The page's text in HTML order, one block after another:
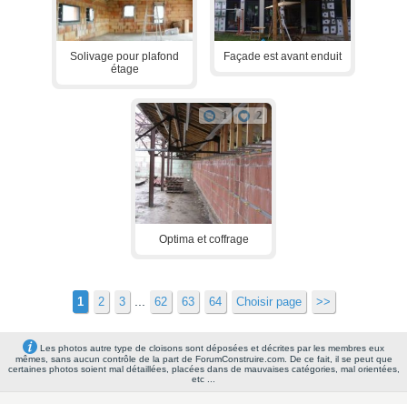
Solivage pour plafond
étage
Façade est avant enduit
1 2
Optima et coffrage
1 2 3 62 63 64 Choisir page >>
Les photos autre type de cloisons sont déposées et décrites par les membres eux
mêmes, sans aucun contrôle de la part de ForumConstruire.com. De ce fait, il se peut que
certaines photos soient mal détaillées, placées dans de mauvaises catégories, mal orientées,
etc ...